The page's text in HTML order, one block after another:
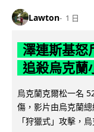
Lawton 1 日
澤連斯基怒
追殺烏克蘭
烏克蘭克爾松一名
傷，影片由烏克蘭
「狩獵式」攻擊，